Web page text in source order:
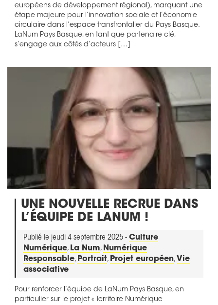
européens de développement régional), marquant une
étape majeure pour l’innovation sociale et l’économie
circulaire dans l’espace transfrontalier du Pays Basque.
LaNum Pays Basque, en tant que partenaire clé,
s’engage aux côtés d’acteurs […]
UNE NOUVELLE RECRUE DANS
L’ÉQUIPE DE LANUM !
Publié le jeudi 4 septembre 2025 - Culture
Numérique, La Num, Numérique
Responsable, Portrait, Projet européen, Vie
associative
Pour renforcer l’équipe de LaNum Pays Basque, en
particulier sur le projet « Territoire Numérique